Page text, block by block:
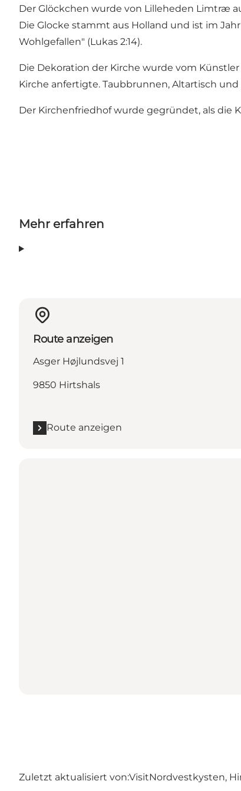
Der Glöckchen wurde von Lilleheden Limtræ
Die Glocke stammt aus Holland und ist im
Wohlgefallen" (Lukas 2:14).
Die Dekoration der Kirche wurde vom
Kirche anfertigte. Taubbrunnen, Altartisch und
Der Kirchenfriedhof wurde gegründet, als die
Mehr erfahren
Route anzeigen
Asger Højlundsvej 1
9850 Hirtshals
Route anzeigen
Zuletzt aktualisiert von:VisitNordvestkysten,